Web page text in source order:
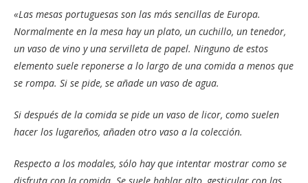
«Las mesas portuguesas son las más sencillas de Europa.
Normalmente en la mesa hay un plato, un cuchillo, un tenedor,
un vaso de vino y una servilleta de papel. Ninguno de estos
elemento suele reponerse a lo largo de una comida a menos que
se rompa. Si se pide, se añade un vaso de agua.
Si después de la comida se pide un vaso de licor, como suelen
hacer los lugareños, añaden otro vaso a la colección.
Respecto a los modales, sólo hay que intentar mostrar como se